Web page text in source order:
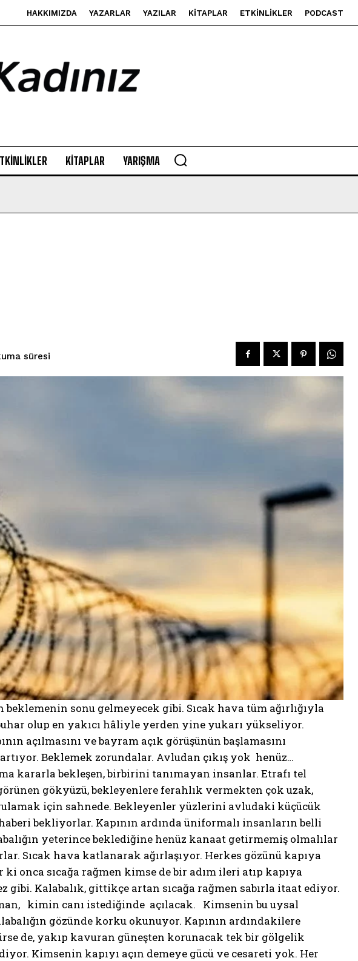
HAKKIMIZDA YAZARLAR YAZILAR KITAPLAR ETKINLIKLER PODCAST
KITAPLAR YARIŞMA
süresi
sonu gelmeyecek gibi. Sıcak hava tüm ağırlığıyla
olup en yakıcı hâliyle yerden yine yukarı yükseliyor.
açılmasını ve bayram açık görüşünün başlamasını
Beklemek zorundalar. Avludan çıkış yok henüz…
kararla bekleşen, birbirini tanımayan insanlar. Etrafı tel
gökyüzü, bekleyenlere ferahlık vermekten çok uzak,
için sahnede. Bekleyenler yüzlerini avludaki küçücük
bekliyorlar. Kapının ardında üniformalı insanların belli
yeterince beklediğine henüz kanaat getirmemiş olmalılar
Sıcak hava katlanarak ağırlaşıyor. Herkes gözünü kapıya
onca sıcağa rağmen kimse de bir adım ileri atıp kapıya
Kalabalık, gittikçe artan sıcağa rağmen sabırla itaat ediyor.
kimin canı istediğinde açılacak. Kimsenin bu uysal
gözünde korku okunuyor. Kapının ardındakilere
de, yakıp kavuran güneşten korunacak tek bir gölgelik
Kimsenin kapıyı açın demeye gücü ve cesareti yok. Her